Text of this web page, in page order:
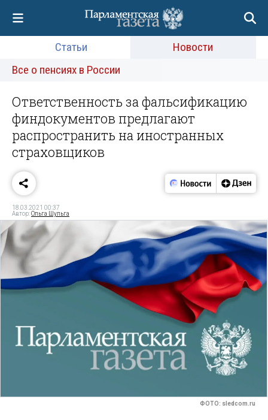
Статьи
Новости
Все о пенсиях в России
Ответственность за фальсификацию
финдокументов предлагают
распространить на иностранных
страховщиков
18.03.2021 00:37
Автор:Ольга Шульга
ФОТО: sledcom.ru